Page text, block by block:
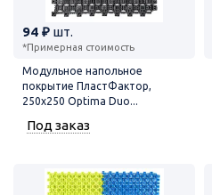
94 ₽ шт.
*Примерная стоимость
Модульное напольное
покрытие ПластФактор,
250x250 Optima Duo...
Под заказ